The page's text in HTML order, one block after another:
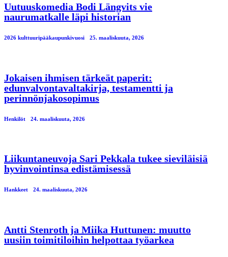
Uutuuskomedia Bodi Längvits vie
naurumatkalle läpi historian
2026 kulttuuripääkaupunkivuosi 25. maaliskuuta, 2026
Jokaisen ihmisen tärkeät paperit:
edunvalvontavaltakirja, testamentti ja
perinnönjakosopimus
Henkilöt 24. maaliskuuta, 2026
Liikuntaneuvoja Sari Pekkala tukee sieviläisiä
hyvinvointinsa edistämisessä
Hankkeet 24. maaliskuuta, 2026
Antti Stenroth ja Miika Huttunen: muutto
uusiin toimitiloihin helpottaa työarkea